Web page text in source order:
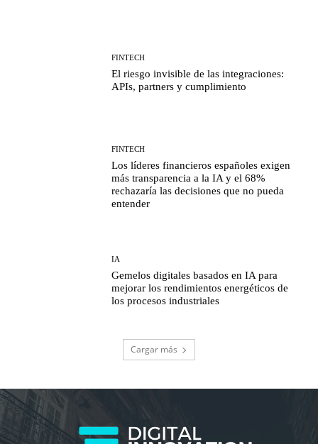
FINTECH
El riesgo invisible de las integraciones:
APIs, partners y cumplimiento
FINTECH
Los líderes financieros españoles exigen
más transparencia a la IA y el 68%
rechazaría las decisiones que no pueda
entender
IA
Gemelos digitales basados en IA para
mejorar los rendimientos energéticos de
los procesos industriales
Cargar más